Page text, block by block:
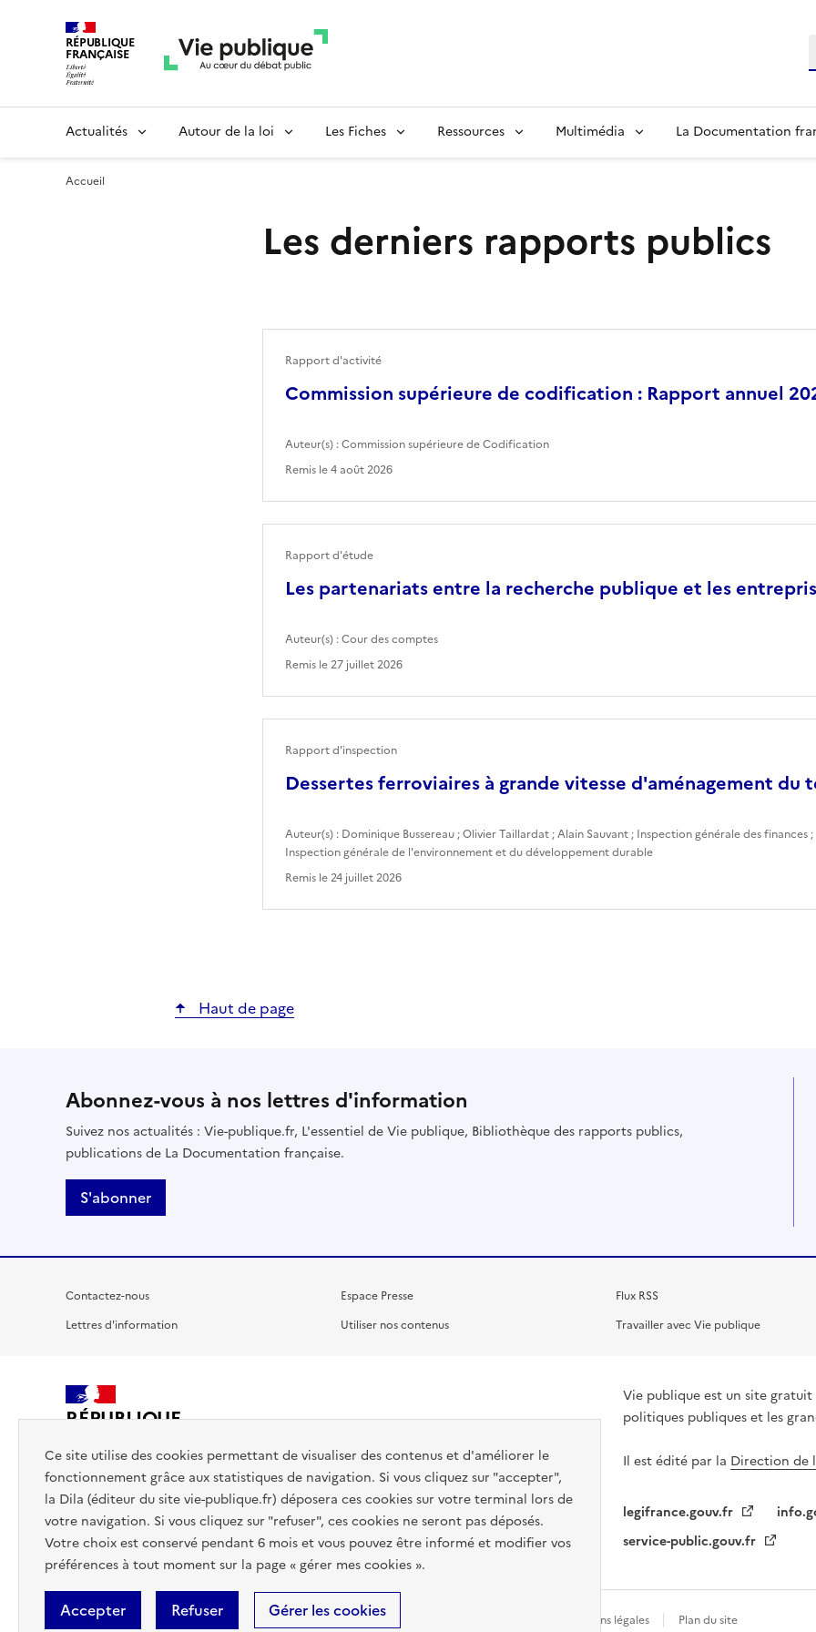
Ce site utilise des cookies permettant de visualiser des contenus et d'améliorer le
fonctionnement grâce aux statistiques de navigation. Si vous cliquez sur "accepter",
la Dila (éditeur du site vie-publique.fr) déposera ces cookies sur votre terminal lors de
votre navigation. Si vous cliquez sur "refuser", ces cookies ne seront pas déposés.
Votre choix est conservé pendant 6 mois et vous pouvez être informé et modifier vos
préférences à tout moment sur la page « gérer mes cookies ».
Accepter Refuser Gérer les cookies
RÉPUBLIQUE
FRANÇAISE
Actualités Autour de la loi Les Fiches Ressources Multimédia La Documentation
Accueil
Les derniers rapports publics
Commission supérieure de codification : Rapport annuel
Rapport d'activité
Auteur(s) :Commission supérieure de Codification
Remis le4 août 2026
Les partenariats entre la recherche publique et les
Rapport d'étude
Auteur(s) :Cour des comptes
Remis le27 juillet 2026
Dessertes ferroviaires à grande vitesse d'aménagement du
Rapport d'inspection
Auteur(s) : Dominique Bussereau ;Olivier Taillardat ;Alain Sauvant ; Inspection générale des finances ;
Inspection générale de l'environnement et du développement durable
Remis le24 juillet 2026
Haut de page
Abonnez-vous à nos lettres d'information
Suivez nos actualités : Vie-publique.fr, L'essentiel de Vie publique, Bibliothèque des rapports publics,
publications de La Documentation française.
S'abonner
Contactez-nous
Lettres d'information
Espace Presse
Utiliser nos contenus
Flux RSS
Travailler avec Vie publique
RÉPUBLIQUE
Vie publique est un site
politiques publiques et les
Il est édité par la Direction de
legifrance.gouv.fr
service-public.gouv.fr
Accessibilité : totalement conforme Données personnelles Mentions légales Plan du site